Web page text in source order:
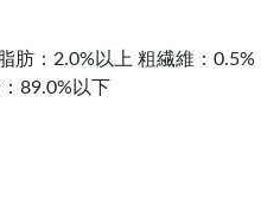
肪：2.0%以上 粗繊維：0.5%
89.0%以下